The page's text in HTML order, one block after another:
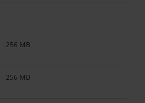
256 MB
256 MB